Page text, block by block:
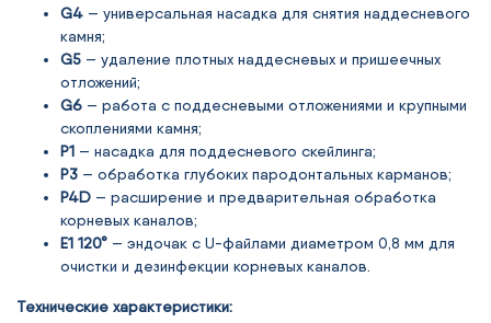
G4 — универсальная насадка для снятия наддесневого
камня;
G5 — удаление плотных наддесневых и пришеечных
отложений;
G6 — работа с поддесневыми отложениями и крупными
скоплениями камня;
P1 — насадка для поддесневого скейлинга;
P3 — обработка глубоких пародонтальных карманов;
P4D — расширение и предварительная обработка
корневых каналов;
E1 120° — эндочак с U-файлами диаметром 0,8 мм для
очистки и дезинфекции корневых каналов.
Технические характеристики: